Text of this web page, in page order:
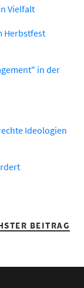
Vielfalt
Herbstfest
in der
Ideologien
BEITRAG